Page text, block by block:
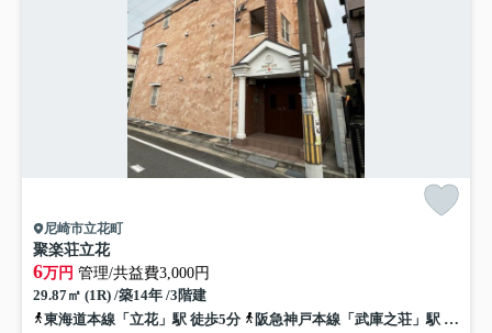
尼崎市立花町
聚楽荘立花
6万円 管理/共益費3,000円
29.87㎡ (1R) /築14年 /3階建
東海道本線「立花」駅 徒歩5分
阪急神戸本線「武庫之荘」駅 バス9分 阪神バス「立花町２丁目」 停歩5分